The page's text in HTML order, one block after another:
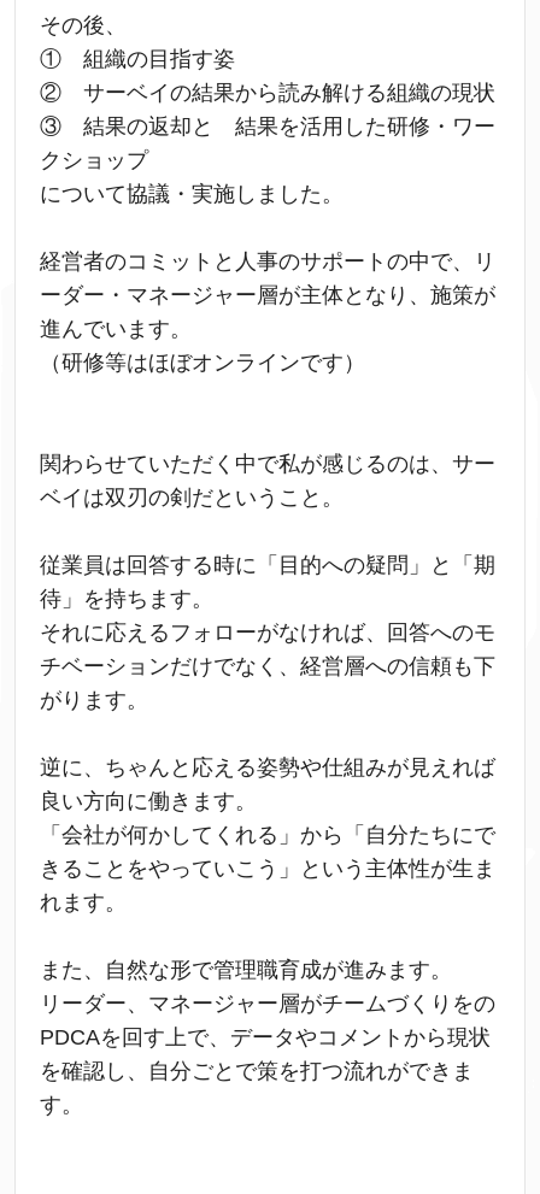
その後、
① 組織の目指す姿
② サーベイの結果から読み解ける組織の現状
③ 結果の返却と 結果を活用した研修・ワー
クショップ
について協議・実施しました。
経営者のコミットと人事のサポートの中で、リ
ーダー・マネージャー層が主体となり、施策が
進んでいます。
（研修等はほぼオンラインです）
関わらせていただく中で私が感じるのは、サー
ベイは双刃の剣だということ。
従業員は回答する時に「目的への疑問」と「期
待」を持ちます。
それに応えるフォローがなければ、回答へのモ
チベーションだけでなく、経営層への信頼も下
がります。
逆に、ちゃんと応える姿勢や仕組みが見えれば
良い方向に働きます。
「会社が何かしてくれる」から「自分たちにで
きることをやっていこう」という主体性が生ま
れます。
また、自然な形で管理職育成が進みます。
リーダー、マネージャー層がチームづくりをの
PDCAを回す上で、データやコメントから現状
を確認し、自分ごとで策を打つ流れができま
す。